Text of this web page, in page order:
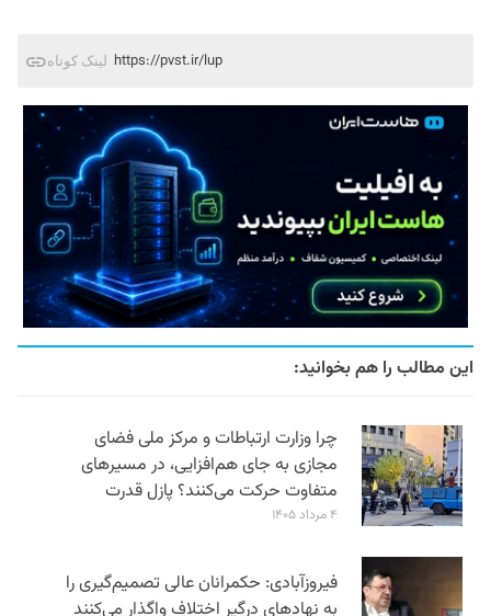
لینک کوتاه https://pvst.ir/lup
این مطالب را هم بخوانید:
چرا وزارت ارتباطات و مرکز ملی فضای
مجازی به جای هم‌افزایی، در مسیرهای
متفاوت حرکت می‌کنند؟ پازل قدرت
۴ مرداد ۱۴۰۵
فیروزآبادی: حکمرانان عالی تصمیم‌گیری را
به نهادهای درگیر اختلاف واگذار می‌کنند